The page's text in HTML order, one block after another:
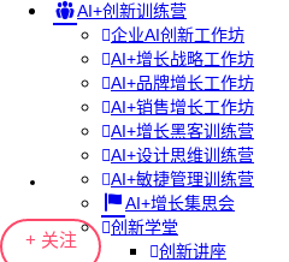
AI+创新训练营
企业AI创新工作坊
AI+增长战略工作坊
AI+品牌增长工作坊
AI+销售增长工作坊
AI+增长黑客训练营
AI+设计思维训练营
AI+敏捷管理训练营
AI+增长集思会
创新学堂
创新讲座
+ 关注